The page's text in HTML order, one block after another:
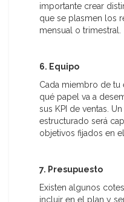
importante crear
que se plasmen los
mensual o trimestral.
6. Equipo
Cada miembro de
qué papel va a
sus KPI de ventas.
estructurado será
objetivos fijados en
7. Presupuesto
Existen algunos
incluir en el plan y